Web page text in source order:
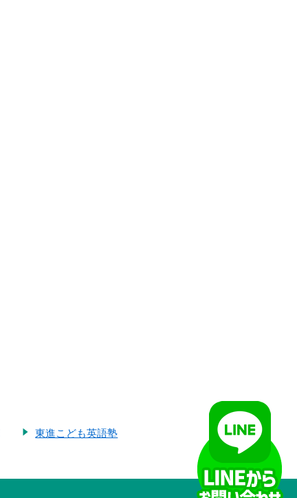
東進こども英語塾